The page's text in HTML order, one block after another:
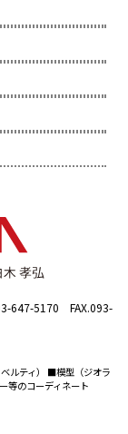
647-5170 FAX.093-
ルティ） ■模型（ジオラ
等のコーディネート